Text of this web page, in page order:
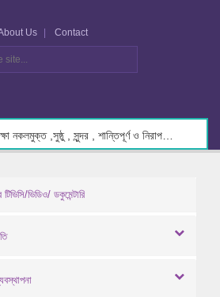
Us Contact
ভিডিও/ ডকুমেন্টারি